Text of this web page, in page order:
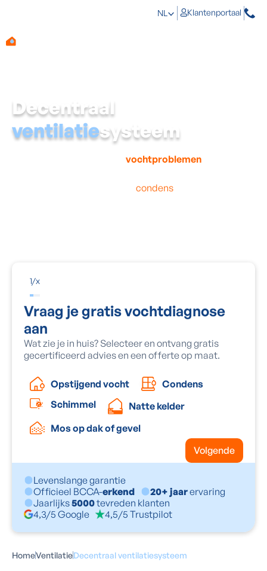
NL Klantenportaal
Decentraal
ventilatiesysteem
vochtproblemen
condens
1/x
Vraag je gratis vochtdiagnose
aan
Wat zie je in huis? Selecteer en ontvang gratis
gecertificeerd advies en een offerte op maat.
Opstijgend vocht
Condens
Schimmel
Natte kelder
Mos op dak of gevel
Volgende
Levenslange garantie
Officieel BCCA-erkend 20+ jaarervaring
Jaarlijks5000tevreden klanten
4,3/5 Google
4,5/5 Trustpilot
HomeVentilatieDecentraal ventilatiesysteem